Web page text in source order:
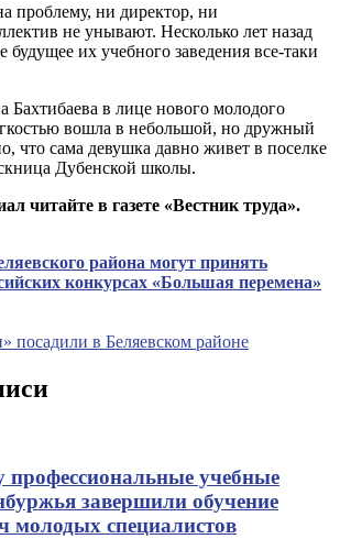
проблему, ни директор, ни
не унывают. Несколько лет назад
будущее их учебного заведения все-таки
Бахтибаева в лице нового молодого
вошла в небольшой, но дружный
что сама девушка давно живет в поселке
Дубенской школы.
читайте в газете «Вестник труда».
района могут принять
конкурсах «Большая перемена»
посадили в Беляевском районе
профессиональные учебные
завершили обучение
молодых специалистов